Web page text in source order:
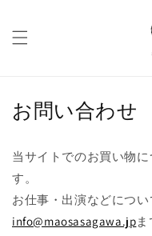
進む
お問い合わせ
問
い
合
わ
当サイトでのお買い物
す。
お仕事・出演などにつ
info@maosasagawa.jp